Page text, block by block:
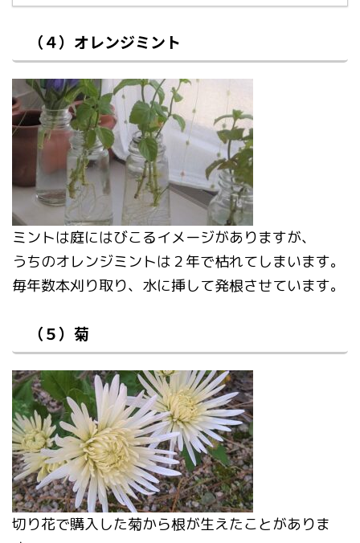
（４）オレンジミント
ミントは庭にはびこるイメージがありますが、
うちのオレンジミントは２年で枯れてしまいます。
毎年数本刈り取り、水に挿して発根させています。
（５）菊
切り花で購入した菊から根が生えたことがありま